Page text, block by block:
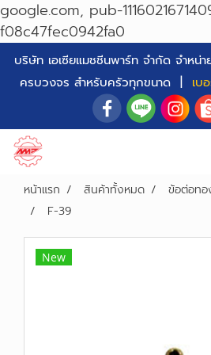
google.com, pub-
f08c47fec0942fa0
บริษัท เอเซียแมชชีนพาร์ท จำกัด จำหน่
ครบวงจร สำหรับครัวทุกขนาด | เบ
หน้าแรก สินค้าทั้งหมด
ข้อต่อทอ
F-39
New